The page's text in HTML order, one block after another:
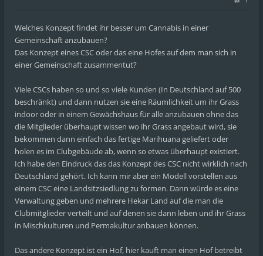
Welches Konzept findet ihr besser um Cannabis in einer
Gemeinschaft anzubauen?
Das Konzept eines CSC oder das eine Hofes auf dem man sich in
einer Gemeinschaft zusammentut?
Viele CSCs haben so und so viele Kunden (In Deutschland auf 500
beschränkt) und dann nutzen sie eine Räumlichkeit um ihr Grass
indoor oder in einem Gewächshaus für alle anzubauen ohne das
die Mitglieder überhaupt wissen wo ihr Grass angebaut wird, sie
bekommen dann einfach das fertige Marihuana geliefert oder
holen es im Clubgebäude ab, wenn so etwas überhaupt existiert.
Ich habe den Eindruck das das Konzept des CSC nicht wirklich nach
Deutschland gehört. Ich kann mir aber ein Modell vorstellen aus
einem CSC eine Landsitzsiedlung zu formen. Dann würde es eine
Verwaltung geben und mehrere Hekar Land auf die man die
Clubmitglieder verteilt und auf denen sie dann leben und ihr Grass
in Mischkulturen und Permakultur anbauen können.
Das andere Konzept ist ein Hof, hier kauft man einen Hof betreibt